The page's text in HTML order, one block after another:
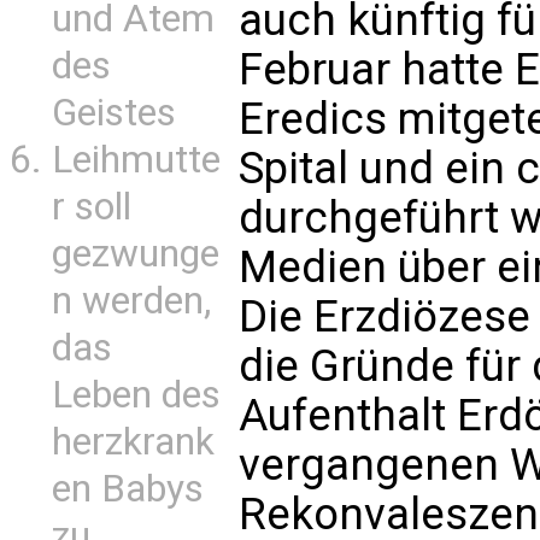
und Atem
des
Geistes
Leihmutte
r soll
gezwunge
n werden,
das
Leben des
herzkrank
en Babys
auch künftig
Februar hatte
Eredics
Spital und ein
durchgeführt
Medien über
Die
die Gründe für
Aufenthalt
vergangenen